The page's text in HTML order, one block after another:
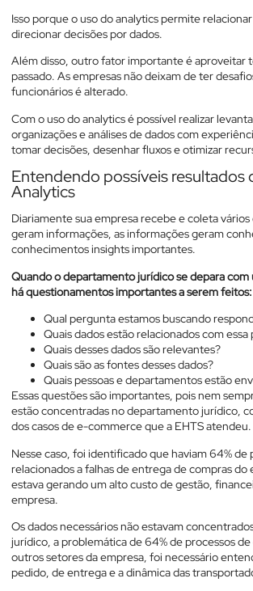
Isso porque o uso do analytics permite
direcionar decisões por dados.
Além disso, outro fator importante é aproveitar
passado. As empresas não deixam de ter
funcionários é alterado.
Com o uso do analytics é possível realizar
organizações e análises de dados com
tomar decisões, desenhar fluxos e otimizar
Entendendo possíveis resultados
Analytics
Diariamente sua empresa recebe e coleta vários
geram informações, as informações geram
conhecimentos insights importantes.
Quando o departamento jurídico se depara com
há questionamentos importantes a serem feitos:
Qual pergunta estamos buscando
Quais dados estão relacionados com essa
Quais desses dados são relevantes?
Quais são as fontes desses dados?
Quais pessoas e departamentos estão
Essas questões são importantes, pois nem
estão concentradas no departamento jurídico,
dos casos de e-commerce que a EHTS atendeu.
Nesse caso, foi identificado que haviam 64% de
relacionados a falhas de entrega de compras
estava gerando um alto custo de gestão,
empresa.
Os dados necessários não estavam
jurídico, a problemática de 64% de processos
outros setores da empresa, foi necessário
pedido, de entrega e a dinâmica das